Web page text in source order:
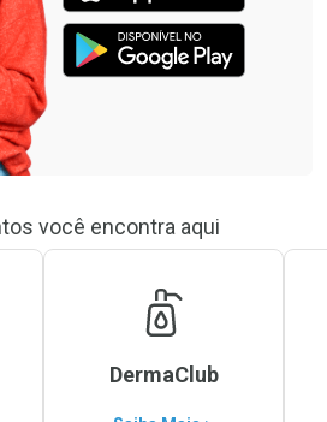
você encontra aqui
DermaClub